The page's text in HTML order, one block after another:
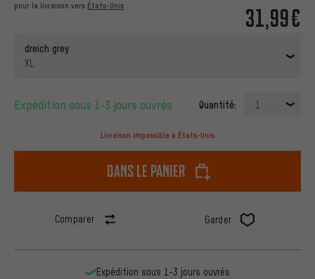
31,99€
pour la livraison vers États-Unis
dreich grey
XL
Expédition sous 1-3 jours ouvrés Quantité: 1
Livraison impossible à États-Unis
dans le panier
Comparer Garder
Expédition sous 1-3 jours ouvrés